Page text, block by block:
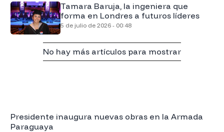
Tamara Baruja, la ingeniera que
forma en Londres a futuros líderes
5 de julio de 2026 - 00:48
No hay más artículos para mostrar
Presidente inaugura nuevas obras en la Armada
Paraguaya